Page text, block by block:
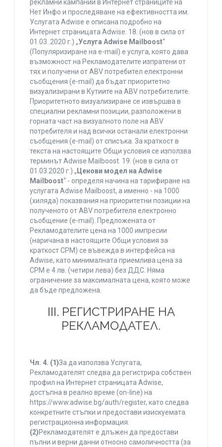
рекламни кампании в Интернет страниците на
Нет Инфо и проследяване на ефективността им.
Услугата Adwise е описана подробно на
Интернет страницата Adwise. 18. (нов в сила от
01.03..2020 г.) „Услуга Adwise Mailboost“
(Популяризиране на e-mail) е услуга, която дава
възможност на Рекламодателите изпратени от
тях и получени от ABV потребител електронни
съобщения (e-mail) да бъдат приоритетно
визуализирани в Кутиите на ABV потребителите.
Приоритетното визуализиране се извършва в
специални рекламни позиции, разположени в
горната част на визуалното поле на ABV
потребителя и над всички останали електронни
съобщения (e-mail) от списъка. За краткост в
текста на настоящите Общи условия се използва
терминът Adwise Mailboost. 19. (нов в сила от
01.03.2020 г.) „ Ценови модел на Adwise
Mailboost“ - определя начина на тарифиране на
услугата Adwise Mailboost, а именно - на 1000
(хиляда) показвания на приоритетни позиции на
полученото от ABV потребителя електронно
съобщение (e-mail). Предложената от
Рекламодателите цена на 1000 импресии
(наричана в настоящите Общи условия за
краткост CPM) се въвежда в интерфейса на
Adwise, като минималната приемлива цена за
CPM е 4 лв. (четири лева) без ДДС. Няма
ограничение за максималната цена, която може
да бъде предложена.
ІІІ. РЕГИСТРИРАНЕ НА
РЕКЛАМОДАТЕЛ.
Чл. 4. (1)За да използва Услугата,
Рекламодателят следва да регистрира собствен
профил на Интернет страницата Adwise,
достъпна в реално време (on-line) на
https://www.adwise.bg/auth/register, като следва
конкретните стъпки и предостави изискуемата
регистрационна информация.
(2)Рекламодателят е длъжен да предостави
пълни и верни данни относно самоличността (за